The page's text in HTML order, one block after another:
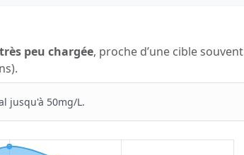
très peu chargée, proche d’une cible souvent
jusqu'à 50mg/L.